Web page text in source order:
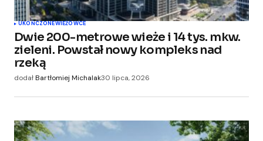
UKOŃCZONEWIEŻOWCE
Dwie 200-metrowe wieże i 14 tys. mkw.
zieleni. Powstał nowy kompleks nad
rzeką
dodałBartłomiej Michalak30 lipca, 2026